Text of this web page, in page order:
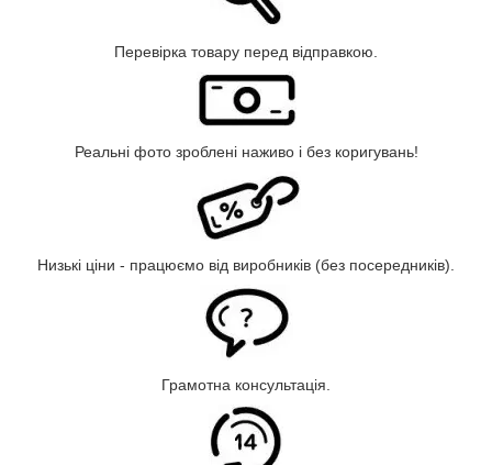
Перевірка товару перед відправкою.
Реальні фото зроблені наживо і без коригувань!
Низькі ціни - працюємо від виробників (без посередників).
Грамотна консультація.